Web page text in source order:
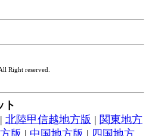
Right reserved.
ト
| 北陸甲信越地方版 | 関東地方